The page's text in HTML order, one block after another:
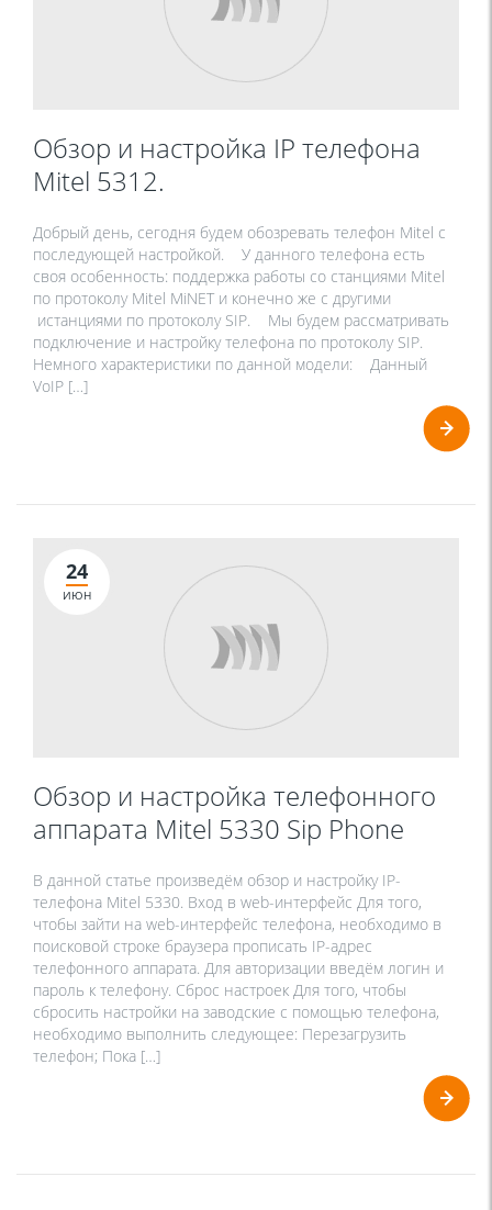
Обзор и настройка IP телефона
Mitel 5312.
Добрый день, сегодня будем обозревать телефон Mitel с
последующей настройкой. У данного телефона есть
своя особенность: поддержка работы со станциями Mitel
по протоколу Mitel MiNET и конечно же с другими
истанциями по протоколу SIP. Мы будем рассматривать
подключение и настройку телефона по протоколу SIP.
Немного характеристики по данной модели: Данный
VoIP […]
24
ИЮН
Обзор и настройка телефонного
аппарата Mitel 5330 Sip Phone
В данной статье произведём обзор и настройку IP-
телефона Mitel 5330. Вход в web-интерфейс Для того,
чтобы зайти на web-интерфейс телефона, необходимо в
поисковой строке браузера прописать IP-адрес
телефонного аппарата. Для авторизации введём логин и
пароль к телефону. Сброс настроек Для того, чтобы
сбросить настройки на заводские с помощью телефона,
необходимо выполнить следующее: Перезагрузить
телефон; Пока […]